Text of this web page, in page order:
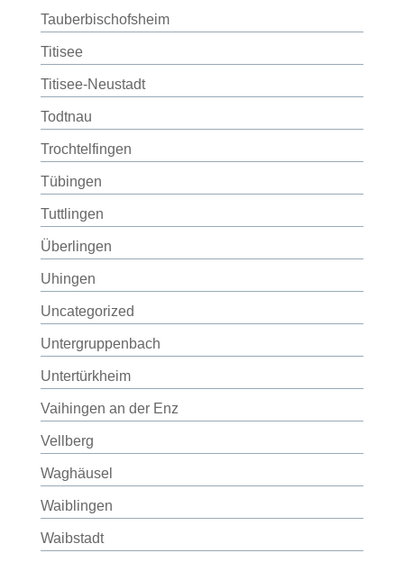
Tauberbischofsheim
Titisee
Titisee-Neustadt
Todtnau
Trochtelfingen
Tübingen
Tuttlingen
Überlingen
Uhingen
Uncategorized
Untergruppenbach
Untertürkheim
Vaihingen an der Enz
Vellberg
Waghäusel
Waiblingen
Waibstadt